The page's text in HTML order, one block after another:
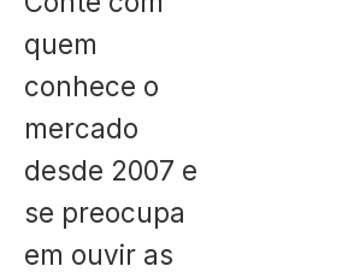
quem
conhece o
mercado
desde 2007 e
se preocupa
em ouvir as